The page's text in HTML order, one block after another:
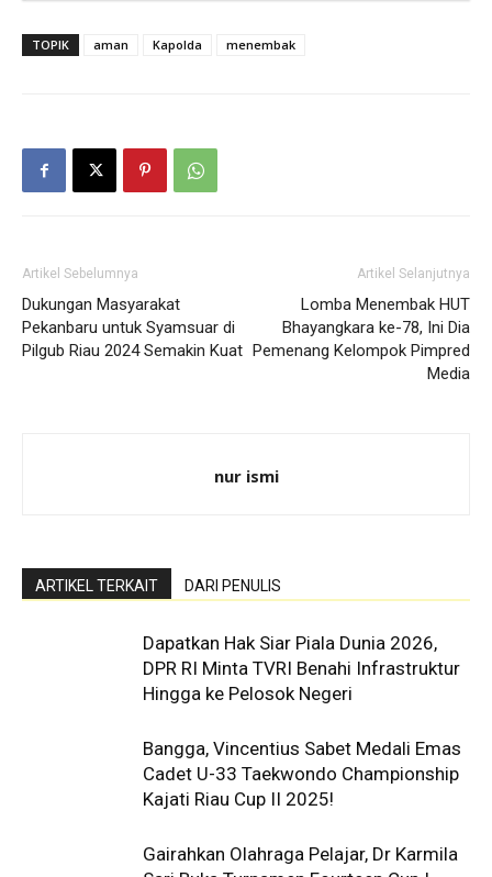
TOPIK aman Kapolda menembak
Artikel Sebelumnya
Dukungan Masyarakat
Pekanbaru untuk Syamsuar di
Pilgub Riau 2024 Semakin Kuat
Artikel Selanjutnya
Lomba Menembak HUT
Bhayangkara ke-78, Ini Dia
Pemenang Kelompok Pimpred
Media
nur ismi
ARTIKEL TERKAIT DARI PENULIS
Dapatkan Hak Siar Piala Dunia 2026,
DPR RI Minta TVRI Benahi Infrastruktur
Hingga ke Pelosok Negeri
Bangga, Vincentius Sabet Medali Emas
Cadet U-33 Taekwondo Championship
Kajati Riau Cup II 2025!
Gairahkan Olahraga Pelajar, Dr Karmila